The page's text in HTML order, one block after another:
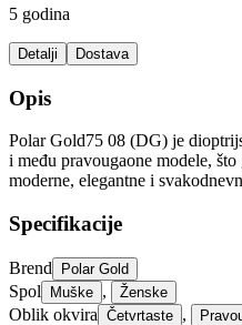
5 godina
Detalji Dostava
Opis
Polar Gold75 08 (DG) je
i među pravougaone modele,
moderne, elegantne i
Specifikacije
Brend Polar Gold
Spol Muške , Ženske
Oblik okvira Četvrtaste ,